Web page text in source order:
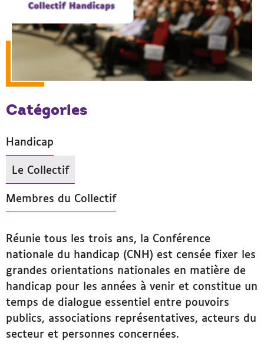
Catégories
Handicap
Le Collectif
- Actif
Membres du Collectif
Réunie tous les trois ans, la Conférence
nationale du handicap (CNH) est censée fixer les
grandes orientations nationales en matière de
handicap pour les années à venir et constitue un
temps de dialogue essentiel entre pouvoirs
publics, associations représentatives, acteurs du
secteur et personnes concernées.